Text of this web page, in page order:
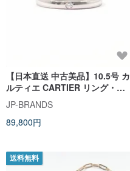
【日本直送 中古美品】10.5号 カ
ルティエ CARTIER リング・指
輪 1895 ウェディング リング
Pt950プラチナ/ダイヤモンド
JP-BRANDS
89,800円
送料無料